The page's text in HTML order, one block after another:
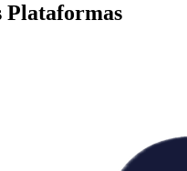
Plataformas